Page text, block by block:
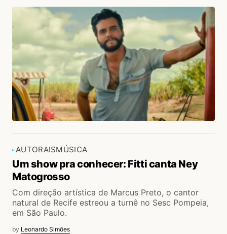
AUTORAISMÚSICA
Um show pra conhecer: Fitti canta Ney
Matogrosso
Com direção artística de Marcus Preto, o cantor
natural de Recife estreou a turnê no Sesc Pompeia,
em São Paulo.
by Leonardo Simões